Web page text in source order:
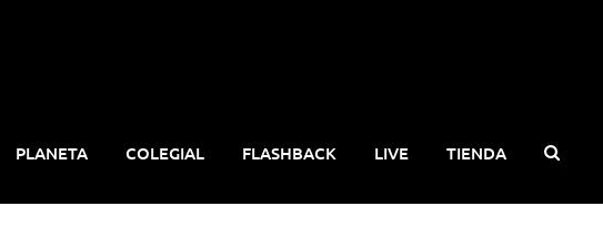
PLANETA COLEGIAL FLASHBACK LIVE TIENDA